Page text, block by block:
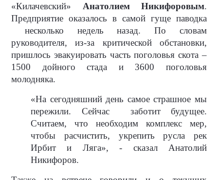
«Килачевский» Анатолием Никифоровым.
Предприятие оказалось в самой гуще паводка
несколько недель назад. По словам
руководителя, из-за критической обстановки,
пришлось эвакуировать часть поголовья скота –
1500 дойного стада и 3600 поголовья
молодняка.
«На сегодняшний день самое страшное мы
пережили. Сейчас
заботит будущее.
Считаем, что необходим комплекс мер,
чтобы расчистить, укрепить русла рек
Ирбит и Ляга», - сказал Анатолий
Никифоров.